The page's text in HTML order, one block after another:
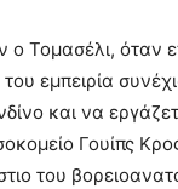
ο Τομασέλι, όταν
εμπειρία
και να
Γουίπς
του